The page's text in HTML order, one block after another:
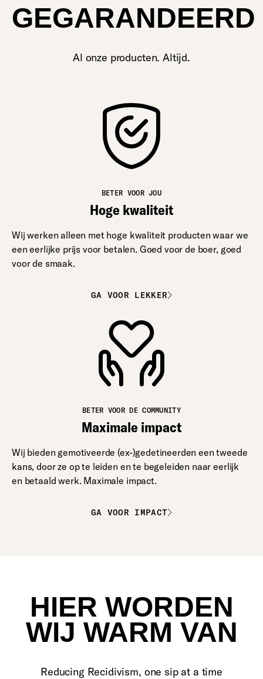
GEGARANDEERD
Al onze producten. Altijd.
BETER VOOR JOU
Hoge kwaliteit
Wij werken alleen met hoge kwaliteit producten waar we
een eerlijke prijs voor betalen. Goed voor de boer, goed
voor de smaak.
GA VOOR LEKKER
BETER VOOR DE COMMUNITY
Maximale impact
Wij bieden gemotiveerde (ex-)gedetineerden een tweede
kans, door ze op te leiden en te begeleiden naar eerlijk
en betaald werk. Maximale impact.
GA VOOR IMPACT
HIER WORDEN
WIJ WARM VAN
Reducing Recidivism, one sip at a time